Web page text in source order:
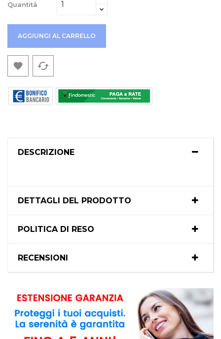
Quantità
AGGIUNGI AL CARRELLO
 cached
DESCRIZIONE
DETTAGLI DEL PRODOTTO
POLITICA DI RESO
RECENSIONI